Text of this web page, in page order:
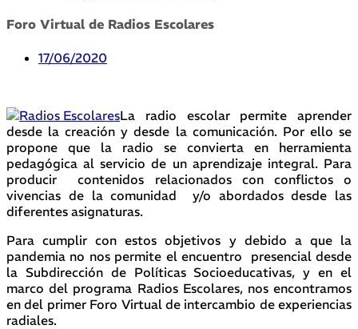
Foro Virtual de Radios Escolares
17/06/2020
La radio escolar permite aprender
desde la creación y desde la comunicación. Por ello se
propone que la radio se convierta en herramienta
pedagógica al servicio de un aprendizaje integral. Para
producir contenidos relacionados con conflictos o
vivencias de la comunidad y/o abordados desde las
diferentes asignaturas.
Para cumplir con estos objetivos y debido a que la
pandemia no nos permite el encuentro presencial desde
la Subdirección de Políticas Socioeducativas, y en el
marco del programa Radios Escolares, nos encontramos
en del primer Foro Virtual de intercambio de experiencias
radiales.